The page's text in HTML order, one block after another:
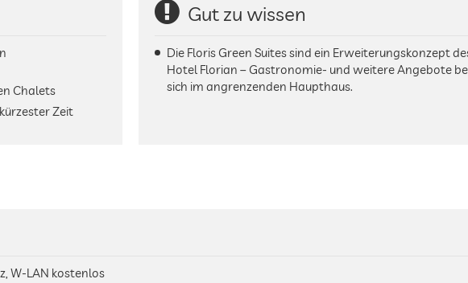
Chalets
Zeit
Gut zu wissen
Die Floris Green Suites sind ein Erweiterungskonzept
Hotel Florian – Gastronomie- und weitere Angebote
sich im angrenzenden Haupthaus.
W-LAN kostenlos